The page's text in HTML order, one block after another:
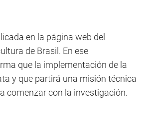
en la página web del
de Brasil. En ese
que la implementación de la
y que partirá una misión técnica
comenzar con la investigación.